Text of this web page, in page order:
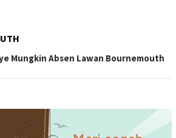
Mungkin Absen Lawan Bournemouth